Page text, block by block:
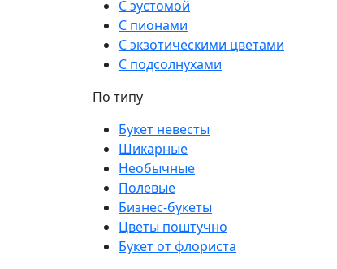
С эустомой
С пионами
С экзотическими цветами
С подсолнухами
По типу
Букет невесты
Шикарные
Необычные
Полевые
Бизнес-букеты
Цветы поштучно
Букет от флориста